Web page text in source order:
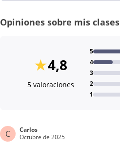
Opiniones sobre mis clases
4,8
★
5 valoraciones
1
2
3
4
5
C
Carlos
Octubre de 2025